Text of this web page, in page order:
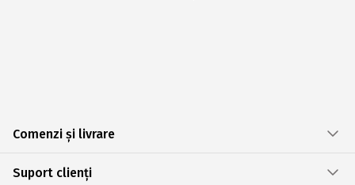
Comenzi și livrare
Suport clienți